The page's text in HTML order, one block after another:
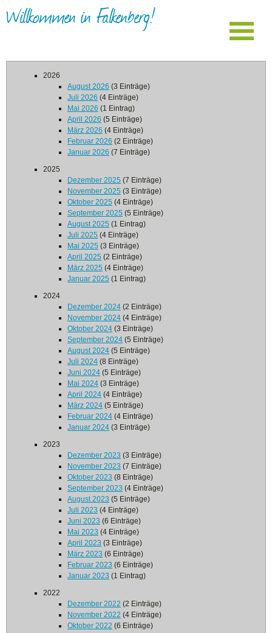
Willkommen in Falkenberg!
2026
August 2026 (3 Einträge)
Juli 2026 (4 Einträge)
Mai 2026 (1 Eintrag)
April 2026 (5 Einträge)
März 2026 (4 Einträge)
Februar 2026 (2 Einträge)
Januar 2026 (7 Einträge)
2025
Dezember 2025 (7 Einträge)
November 2025 (3 Einträge)
Oktober 2025 (4 Einträge)
September 2025 (5 Einträge)
August 2025 (1 Eintrag)
Juli 2025 (4 Einträge)
Mai 2025 (3 Einträge)
April 2025 (2 Einträge)
März 2025 (4 Einträge)
Januar 2025 (1 Eintrag)
2024
Dezember 2024 (2 Einträge)
November 2024 (4 Einträge)
Oktober 2024 (3 Einträge)
September 2024 (5 Einträge)
August 2024 (5 Einträge)
Juli 2024 (8 Einträge)
Juni 2024 (5 Einträge)
Mai 2024 (3 Einträge)
April 2024 (4 Einträge)
März 2024 (5 Einträge)
Februar 2024 (4 Einträge)
Januar 2024 (3 Einträge)
2023
Dezember 2023 (3 Einträge)
November 2023 (7 Einträge)
Oktober 2023 (8 Einträge)
September 2023 (4 Einträge)
August 2023 (5 Einträge)
Juli 2023 (4 Einträge)
Juni 2023 (6 Einträge)
Mai 2023 (4 Einträge)
April 2023 (3 Einträge)
März 2023 (6 Einträge)
Februar 2023 (6 Einträge)
Januar 2023 (1 Eintrag)
2022
Dezember 2022 (2 Einträge)
November 2022 (4 Einträge)
Oktober 2022 (6 Einträge)